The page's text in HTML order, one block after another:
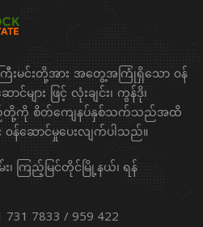
ကြီးမင်းတို့အား အတွေ့အကြုံရှိသော ၀န်
င်များ ဖြင့် လုံးချင်း၊ ကွန်ဒို၊
တို့ကို စိတ်ကျေနပ်နှစ်သက်သည်အထိ
န်ဆောင်မှုပေးလျက်ပါသည်။
ကြည့်မြင်တိုင်မြို့နယ်၊ ရန်
731 7833 / 959 422